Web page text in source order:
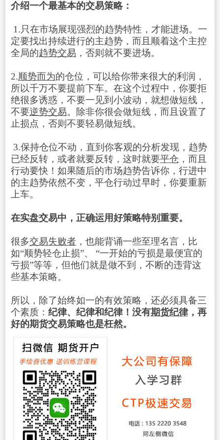
介绍一个最基本的交易策略：
1.只在市场展现强烈的趋势特性，才能进场。一
定要找出持续进行的主趋势，而且顺着这个主控
全局的趋势交易 ，否则就不要进场。
2.顺势而为的仓位，可以给你带来很大的利润，
所以千万不要提前下车。在这个过程中，你要拒
绝很多诱惑，不要一见到小波动，就想做短线，
不要逆势交易。除非你很会做短线，而且设置了
止损点，否则不要轻易做短线。
3.保持仓位不动，直到你客观的分析发现，趋势
已经反转，或者就要反转，这时就要平仓 ，而且
行动要快！如果随后的市场趋势告诉你，行进中
的主趋势依然不变，平仓行动过早时，你要重新
上车。
在实盘交易中，正确运用好策略特别重要。
很多交易失败者，也能背诵一些至理名言，比
如“顺势轻仓止损”、 “一开始的亏损是最便宜的
亏损”等等，但他们就是做不到，不断的违背这
些基本策略。
所以，除了始终如一的有效策略，还必须具备三
个素质： 纪律、纪律和纪律！没有期货纪律，再
好的期货交易策略也是枉然。